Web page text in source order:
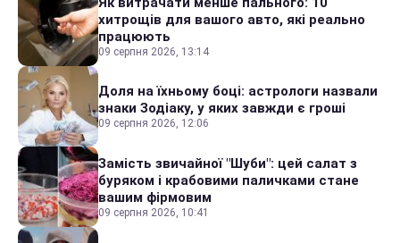
хитрощів для вашого авто, які реально
працюють
09 серпня 2026, 13:14
Доля на їхньому боці: астрологи назвали
знаки Зодіаку, у яких завжди є гроші
09 серпня 2026, 12:06
Замість звичайної "Шуби": цей салат з
буряком і крабовими паличками стане
вашим фірмовим
09 серпня 2026, 10:41